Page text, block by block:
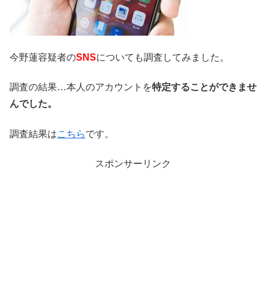
今野蓮容疑者のSNSについても調査してみました。
調査の結果…本人のアカウントを特定することができませ
んでした。
調査結果はこちらです。
スポンサーリンク